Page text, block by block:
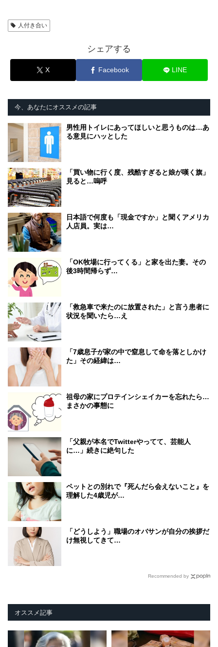
人付き合い
シェアする
X Facebook LINE
今、あなたにオススメの記事
男性用トイレにあってほしいと思うものは…あ
る意見にハッとした
「買い物に行く度、残酷すぎると娘が嘆く旗」
見ると…嗚呼
日本語で何度も「現金ですか」と聞くアメリカ
人店員。実は…
「OK牧場に行ってくる」と家を出た妻。その
後3時間帰らず…
「救急車で来たのに放置された」と言う患者に
状況を聞いたら…え
「7歳息子が家の中で窒息して命を落としかけ
た」その経緯は…
祖母の家にプロテインシェイカーを忘れたら…
まさかの事態に
「父親が本名でTwitterやってて、芸能人
に…」続きに絶句した
ペットとの別れで『死んだら会えないこと』を
理解した4歳児が…
「どうしよう」職場のオバサンが自分の挨拶だ
け無視してきて…
Recommended by
オススメ記事